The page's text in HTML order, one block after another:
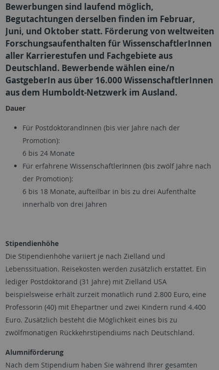
Bewerbungen sind laufend möglich,
Begutachtungen derselben finden im Februar,
Juni, und Oktober statt. Förderung von weltweiten
Forschungsaufenthalten für WissenschaftlerInnen
aller Karrierestufen und Fachgebiete aus
Deutschland. Bewerbende wählen eine/n
GastgeberIn aus über 16.000 WissenschaftlerInnen
aus dem Humboldt-Netzwerk im Ausland.
Dauer
Für PostdoktorandInnen (bis vier Jahre nach der
Promotion):
6 bis 24 Monate
Für erfahrene WissenschaftlerInnen (bis zwölf Jahre nach
der Promotion):
6 bis 18 Monate, aufteilbar in bis zu drei Aufenthalte
innerhalb von drei Jahren
Stipendienhöhe
Die Stipendienhöhe variiert je nach Zielland und
Lebenssituation. Reisekosten werden zusätzlich erstattet. Ein
lediger Postdoktorand (31 Jahre) mit Zielland USA
beispielsweise erhält zurzeit monatlich rund 2.800 Euro, eine
Professorin (40) mit Ehepartner und zwei Kindern rund 4.400
Euro. Zusätzlich besteht die Möglichkeit eines bis zu
zwölfmonatigen Rückkehrstipendiums nach Deutschland.
Alumniförderung
Nach dem Stipendium haben Sie während Ihrer gesamten